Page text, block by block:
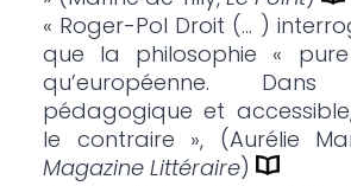
« Roger-Pol Droit (… )
que la philosophie «
qu’européenne.
pédagogique et
le contraire », (Aurélie
Magazine Littéraire)